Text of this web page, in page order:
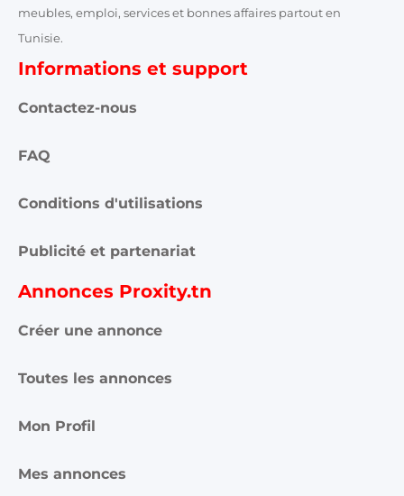
meubles, emploi, services et bonnes affaires partout en
Tunisie.
Informations et support
Contactez-nous
FAQ
Conditions d'utilisations
Publicité et partenariat
Annonces Proxity.tn
Créer une annonce
Toutes les annonces
Mon Profil
Mes annonces